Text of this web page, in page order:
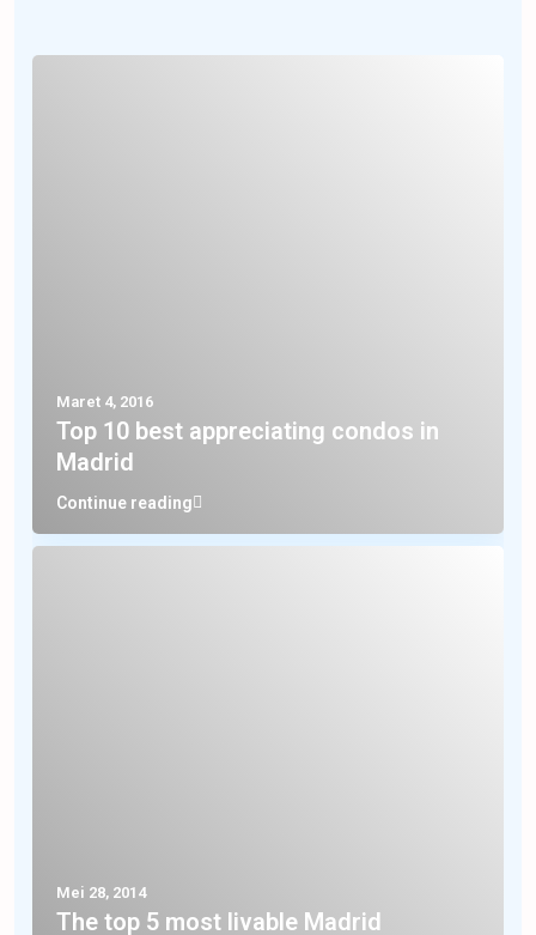
Maret 4, 2016
Top 10 best appreciating condos in
Madrid
Continue reading
Mei 28, 2014
The top 5 most livable Madrid